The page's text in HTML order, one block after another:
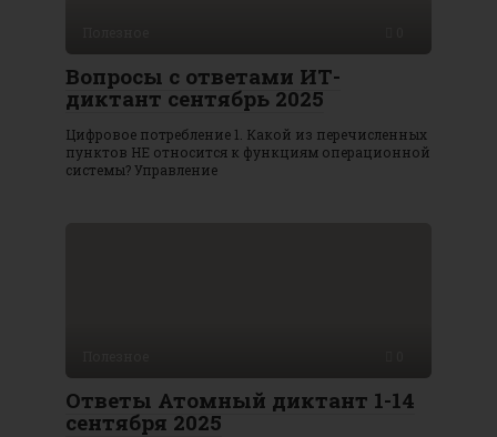
Вопросы с ответами ИТ-
диктант сентябрь 2025
Цифровое потребление 1. Какой из перечисленных
пунктов НЕ относится к функциям операционной
системы? Управление
Ответы Атомный диктант 1-14
сентября 2025